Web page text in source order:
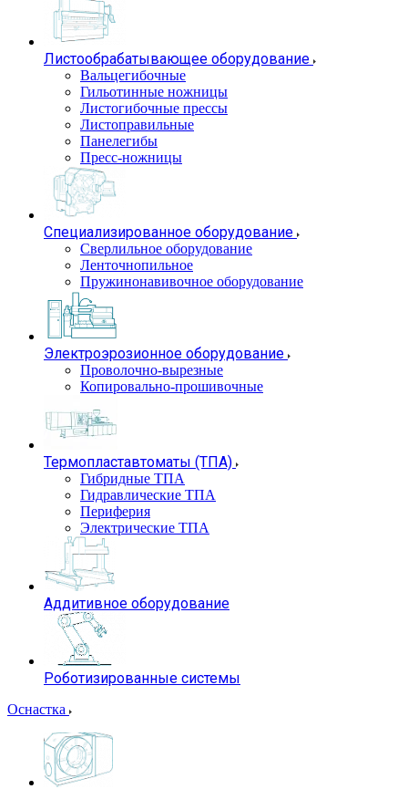
Листообрабатывающее оборудование
Вальцегибочные
Гильотинные ножницы
Листогибочные прессы
Листоправильные
Панелегибы
Пресс-ножницы
Специализированное оборудование
Сверлильное оборудование
Ленточнопильное
Пружинонавивочное оборудование
Электроэрозионное оборудование
Проволочно-вырезные
Копировально-прошивочные
Термопластавтоматы (ТПА)
Гибридные ТПА
Гидравлические ТПА
Периферия
Электрические ТПА
Аддитивное оборудование
Роботизированные системы
Оснастка